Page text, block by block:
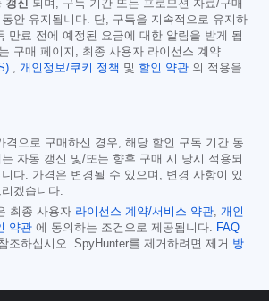
갱신
되며, 구독 기간 또는 프로모션 자료/구매
안 유지됩니다. 단, 구독을 지속적으로 유지하
만료 전에 예정된 요금에 대한 알림을 받게 됩
구매 페이지, 최종 사용자 라이선스 계약
개인정보/쿠키 정책 및 할인 약관 의 적용을
격으로 구매하신 경우, 해당 할인 구독 기간 동
자동 갱신 및/또는 향후 구매 시 당시 적용되
다. 가격은 변경될 수 있으며, 변경 사항이 있
겠습니다.
최종 사용자 라이선스 계약/서비스 약관
개인
약관 에 동의하는 조건으로 제공됩니다.
FAQ
조하십시오. SpyHunter를 제거하려면 제거 방